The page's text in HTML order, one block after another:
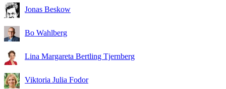
Jonas Beskow
Bo Wahlberg
Lina Margareta Bertling Tjernberg
Viktoria Julia Fodor